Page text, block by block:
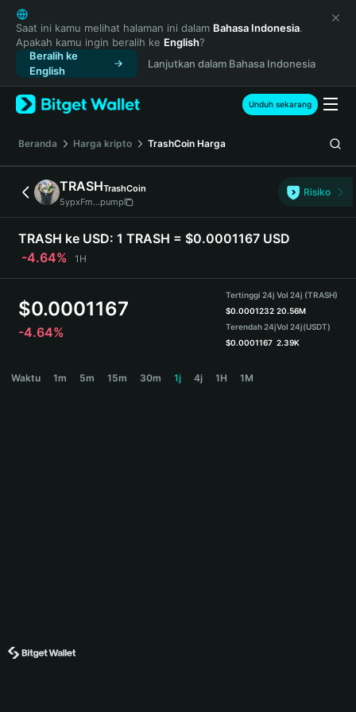
English
日本語
Tiếng Việt
Русский
Español (Latinoamérica)
Türkçe
Français
Deutsch
简体中文
繁體中文
Português (Portugal)
Bahasa Indonesia
ภาษาไทย
हिन्दी
Español
Português (Brasil)
Saat ini kamu melihat halaman ini dalam Bahasa Indonesia.
Apakah kamu ingin beralih ke English?
Beralih ke
English
Lanjutkan dalam Bahasa Indonesia
Unduh sekarang
Beranda Harga kripto TrashCoin Harga
TRASHTrashCoin
5ypxFm...pump
Risiko
TRASH ke USD: 1 TRASH = $0.0001167 USD
-4.64%
1H
$0.0001167
-4.64%
Tertinggi 24j
$0.0001232
Terendah 24j
$0.0001167
Vol 24j (TRASH)
20.56M
Vol 24j(USDT)
2.39K
Waktu 1m 5m 15m 30m 1j 4j 1H 1M